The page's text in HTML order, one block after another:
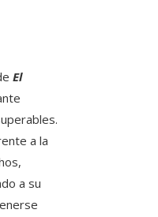
El
a la
a su